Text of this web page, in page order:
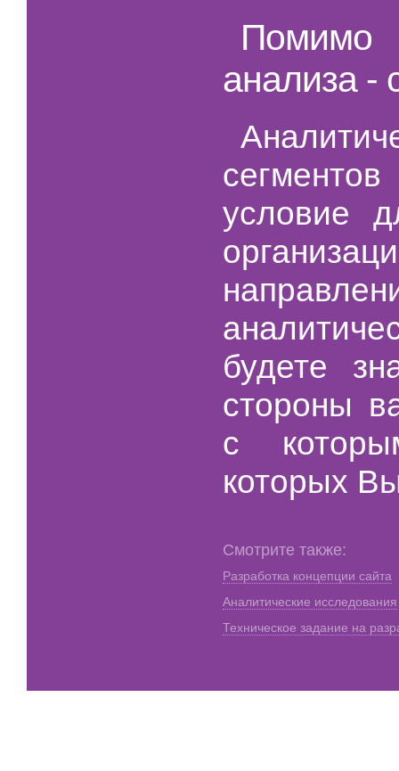
Помимо
анализа -
условие
будете
стороны
с
которых
Смотрите также:
Разработка концепции сайта
Аналитические исследования
Техническое задание на